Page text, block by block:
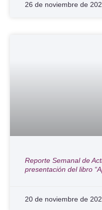
26 de noviembre de
Reporte Semanal de
presentación del libro
20 de noviembre de